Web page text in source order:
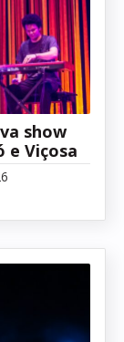
show
Viçosa